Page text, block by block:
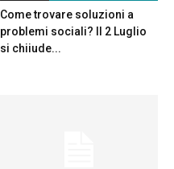
Come trovare soluzioni a
problemi sociali? Il 2 Luglio
si chiiude...